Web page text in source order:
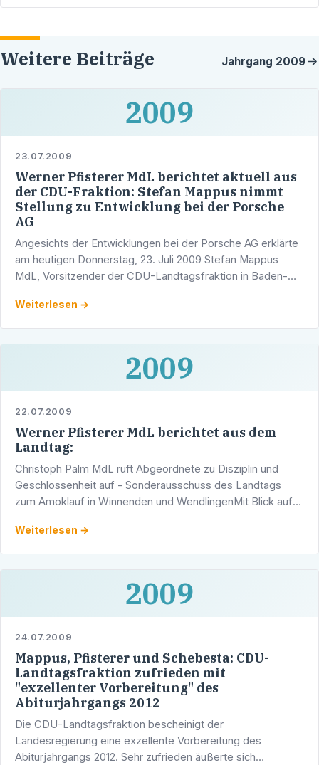
Weitere Beiträge Jahrgang 2009
2009
23.07.2009
Werner Pfisterer MdL berichtet aktuell aus
der CDU-Fraktion: Stefan Mappus nimmt
Stellung zu Entwicklung bei der Porsche
AG
Angesichts der Entwicklungen bei der Porsche AG erklärte
am heutigen Donnerstag, 23. Juli 2009 Stefan Mappus
MdL, Vorsitzender der CDU-Landtagsfraktion in Baden-
Weiterlesen →
2009
22.07.2009
Werner Pfisterer MdL berichtet aus dem
Landtag:
Christoph Palm MdL ruft Abgeordnete zu Disziplin und
Geschlossenheit auf - Sonderausschuss des Landtags
zum Amoklauf in Winnenden und WendlingenMit Blick auf
…
Weiterlesen →
2009
24.07.2009
Mappus, Pfisterer und Schebesta: CDU-
Landtagsfraktion zufrieden mit
"exzellenter Vorbereitung" des
Abiturjahrgangs 2012
Die CDU-Landtagsfraktion bescheinigt der
Landesregierung eine exzellente Vorbereitung des
Abiturjahrgangs 2012. Sehr zufrieden äußerte sich